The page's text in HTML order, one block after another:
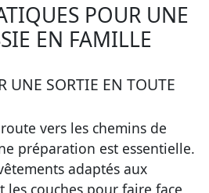
POUR UNE
EN FAMILLE
UNE SORTIE EN TOUTE
vers les chemins de
préparation est essentielle.
adaptés aux
les couches pour faire face